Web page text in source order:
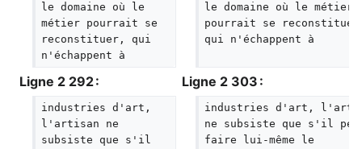
le domaine où le
métier pourrait se
reconstituer, qui
n'échappent à
le domaine où le métier
pourrait se
qui n'échappent à
Ligne 2 292 : Ligne 2 303 :
industries d'art,
l'artisan ne
subsiste que s'il
industries d'art,
ne subsiste que s'il
faire lui-même le